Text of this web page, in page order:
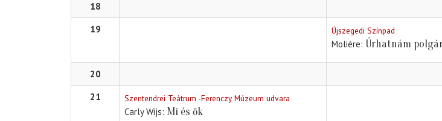
18
19
Újszegedi Színpad
Molière Úrhatnám
20
21
Szentendrei Teátrum -Ferenczy Múzeum udvara
Carly Wijs Mi és ők